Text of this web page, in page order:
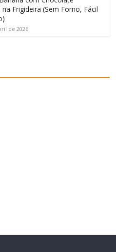
na Frigideira (Sem Forno, Fácil
de 2026